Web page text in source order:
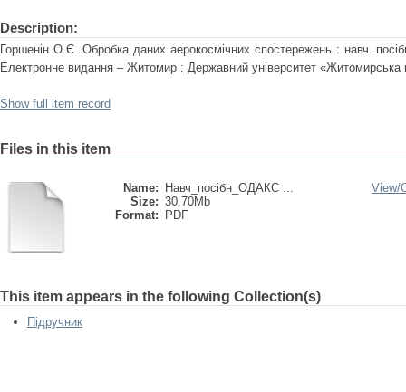
Description:
Горшенін О.Є. Обробка даних аерокосмічних спостережень : навч.
Електронне видання – Житомир : Державний університет «Житомирська
Show full item record
Files in this item
Name:
Навч_посібн_ОДАКС ...
Size: 30.70Mb
Format:
PDF
View/
This item appears in the following Collection(s)
Підручник